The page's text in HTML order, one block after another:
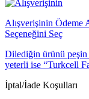
Alışverişinin Ödeme
Seçeneğini Seç
Dilediğin ürünü peşin
yeterli ise “Turkcell
İptal/İade Koşulları